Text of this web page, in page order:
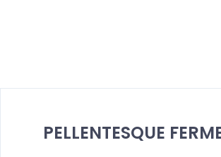
PELLENTESQUE